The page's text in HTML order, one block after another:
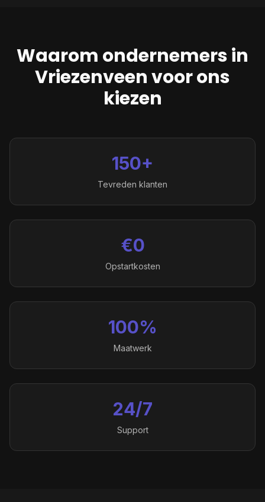
Waarom ondernemers in
Vriezenveenvoor ons
kiezen
150+
Tevreden klanten
€0
Opstartkosten
100%
Maatwerk
24/7
Support